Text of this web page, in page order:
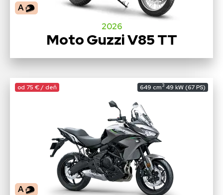
A
2026
Moto Guzzi V85 TT
od 75 € / deň 649 cm3 49 kW (67 PS)
A